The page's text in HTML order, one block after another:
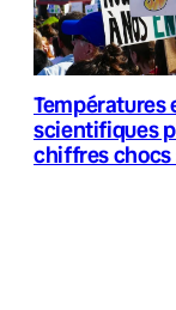
Températures
scientifiques
chiffres chocs